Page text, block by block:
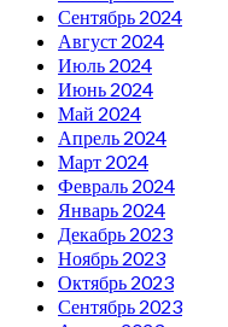
Сентябрь 2024
Август 2024
Июль 2024
Июнь 2024
Май 2024
Апрель 2024
Март 2024
Февраль 2024
Январь 2024
Декабрь 2023
Ноябрь 2023
Октябрь 2023
Сентябрь 2023